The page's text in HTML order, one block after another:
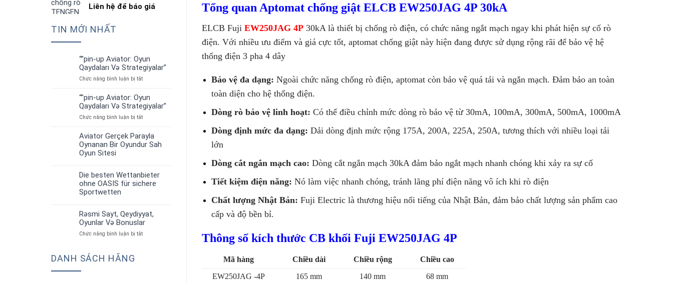
Liên hệ để báo giá
TIN MỚI NHẤT
“”pin-up Aviator: Oyun
Qaydaları Və Strategiyalar”
Chức năng bình luận bị tắtở
Aviator:
Oyun
Qaydaları
Strategiyalar”
“”pin-up Aviator: Oyun
Qaydaları Və Strategiyalar”
Chức năng bình luận bị tắtở
Aviator:
Oyun
Strategiyalar”
Aviator Gerçek Parayla
Oynanan Bir Oyundur Sah
Oyun Sitesi
Die besten Wettanbieter
ohne OASIS für sichere
Sportwetten
Rəsmi Sayt, Qeydiyyat,
Oyunlar Və Bonuslar
Chức năng bình luận bị tắtở
DANH SÁCH HÃNG
Tổng quan Aptomat chống giật ELCB EW250JAG 4P 30kA
ELCB Fuji EW250JAG 4P 30kA là thiết bị chống rò điện, có chức năng ngắt mạch ngay khi phát hiện sự cố rò
điện. Với nhiều ưu điểm và giá cực tốt, aptomat chống giật này hiện đang được sử dụng rộng rãi để bảo vệ hệ
thống điện 3 pha 4 dây
Bảo vệ đa dạng: Ngoài chức năng chống rò điện, aptomat còn bảo vệ quá tải và ngắn mạch. Đảm bảo an toàn
toàn diện cho hệ thống điện.
Dòng rò bảo vệ linh hoạt: Có thể điều chỉnh mức dòng rò bảo vệ từ 30mA, 100mA, 300mA, 500mA, 1000mA
Dòng định mức đa dạng: Dải dòng định mức rộng 175A, 200A, 225A, 250A, tương thích với nhiều loại tải
lớn
Dòng cắt ngắn mạch cao: Dòng cắt ngắn mạch 30kA đảm bảo ngắt mạch nhanh chóng khi xảy ra sự cố
Tiết kiệm điện năng:Nó làm việc nhanh chóng, tránh lãng phí điện năng vô ích khi rò điện
Chất lượng Nhật Bản: Fuji Electric là thương hiệu nổi tiếng của Nhật Bản, đảm bảo chất lượng sản phẩm cao
cấp và độ bền bỉ.
Thông số kích thước CB khối Fuji EW250JAG 4P
Mã hàng Chiều dài Chiều rộng
Chiều cao
EW250JAG -4P
165 mm 140 mm 68 mm